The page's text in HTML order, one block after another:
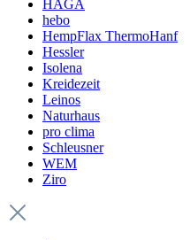
HAGA
hebo
HempFlax ThermoHanf
Hessler
Isolena
Kreidezeit
Leinos
Naturhaus
pro clima
Schleusner
WEM
Ziro